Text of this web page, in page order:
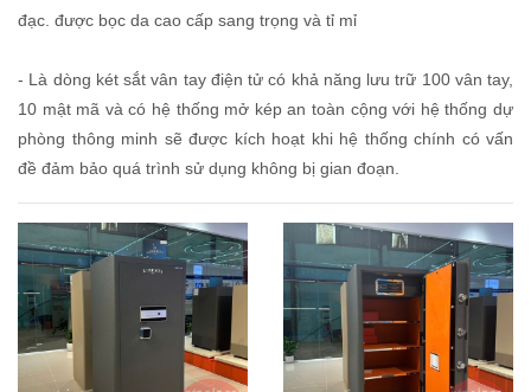
đạc. được bọc da cao cấp sang trọng và tỉ mỉ
- Là dòng két sắt vân tay điện tử có khả năng lưu trữ 100 vân tay,
10 mật mã và có hệ thống mở kép an toàn cộng với hệ thống dự
phòng thông minh sẽ được kích hoạt khi hệ thống chính có vấn
đề đảm bảo quá trình sử dụng không bị gian đoạn.